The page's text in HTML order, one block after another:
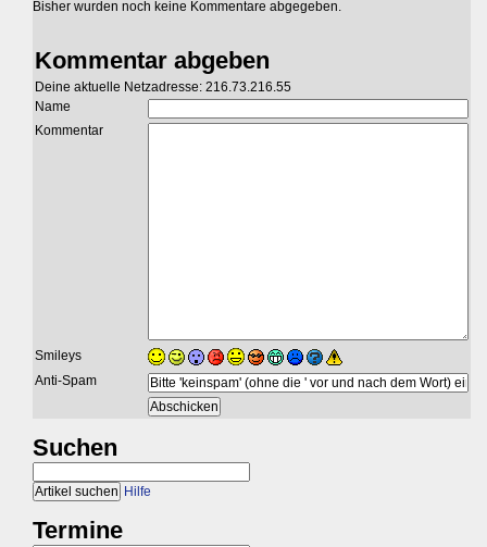
Bisher wurden noch keine Kommentare abgegeben.
Kommentar abgeben
Deine aktuelle Netzadresse: 216.73.216.55
Name
Kommentar
Smileys
Anti-Spam
Suchen
Hilfe
Termine